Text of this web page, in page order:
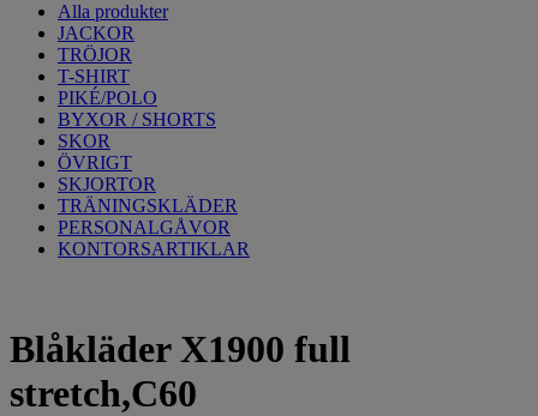
Alla produkter
JACKOR
TRÖJOR
T-SHIRT
PIKÉ/POLO
BYXOR / SHORTS
SKOR
ÖVRIGT
SKJORTOR
TRÄNINGSKLÄDER
PERSONALGÅVOR
KONTORSARTIKLAR
Blåkläder X1900 full
stretch,C60